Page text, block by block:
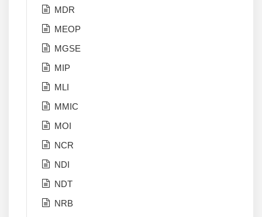
MDR
MEOP
MGSE
MIP
MLI
MMIC
MOI
NCR
NDI
NDT
NRB